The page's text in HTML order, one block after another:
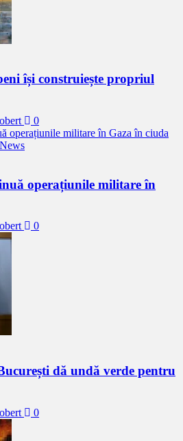
își construiește propriul
0
operațiunile militare în
0
dă undă verde pentru
0